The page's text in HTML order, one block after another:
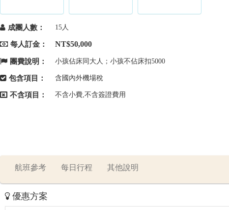
成團人數： 15人
每人訂金： NT$50,000
團費說明： 小孩佔床同大人；小孩不佔床扣5000
包含項目： 含國內外機場稅
不含項目： 不含小費,不含簽證費用
航班參考 每日行程 其他說明
優惠方案